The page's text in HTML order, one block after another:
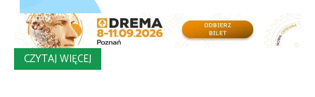
CZYTAJ WIĘCEJ